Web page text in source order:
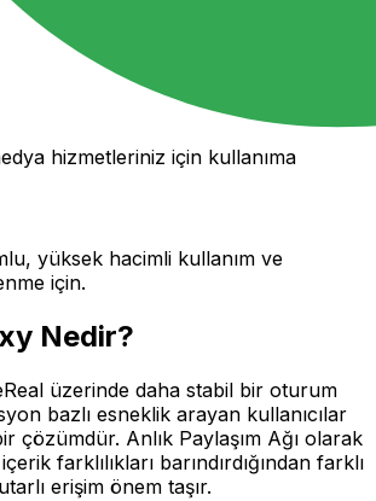
hizmetleriniz için kullanıma
yüksek hacimli kullanım ve
için.
Nedir?
üzerinde daha stabil bir oturum
bazlı esneklik arayan kullanıcılar
çözümdür. Anlık Paylaşım Ağı olarak
farklılıkları barındırdığından farklı
erişim önem taşır.